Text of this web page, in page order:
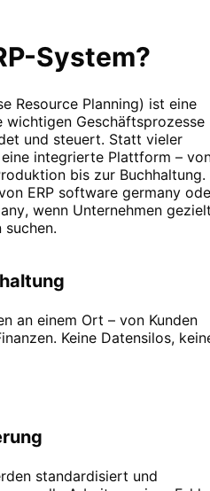
System?
Resource Planning) ist eine
Geschäftsprozesse
und steuert. Statt vieler
integrierte Plattform –
bis zur Buchhaltung.
ERP software germany
, wenn Unternehmen
suchen.
an einem Ort – von Kunden
Keine Datensilos,
standardisiert und